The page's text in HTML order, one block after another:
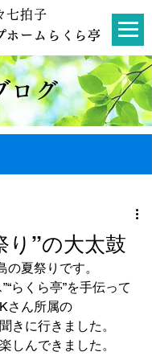
七拍子
ホームらくら亭
ログ
り”の大太鼓
夏祭りです。
らくら亭”を手伝って
さん所属の
きに行きました。
しんできました。